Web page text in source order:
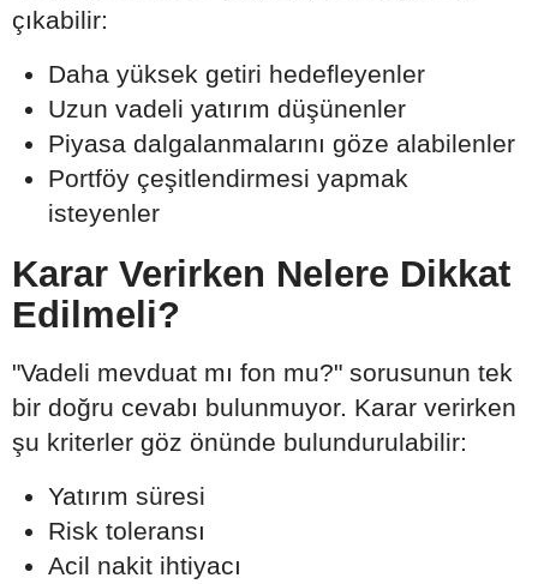
çıkabilir:
Daha yüksek getiri hedefleyenler
Uzun vadeli yatırım düşünenler
Piyasa dalgalanmalarını göze alabilenler
Portföy çeşitlendirmesi yapmak
isteyenler
Karar Verirken Nelere Dikkat
Edilmeli?
"Vadeli mevduat mı fon mu?" sorusunun tek
bir doğru cevabı bulunmuyor. Karar verirken
şu kriterler göz önünde bulundurulabilir:
Yatırım süresi
Risk toleransı
Acil nakit ihtiyacı